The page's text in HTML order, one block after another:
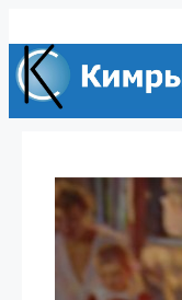
к
содержимому